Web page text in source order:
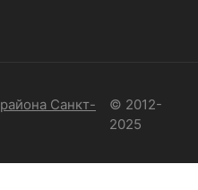
Санкт-
© 2012-
2025